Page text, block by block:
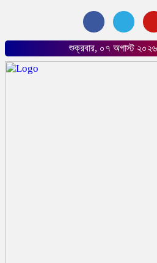
শুক্রবার, ০৭ অগাস্ট